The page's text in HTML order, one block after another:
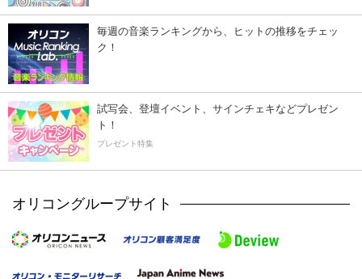
毎週の音楽ランキングから、ヒットの推移をチェッ
ク！
試写会、登壇イベント、サインチェキなどプレゼン
ト！
プレゼント特集
オリコングループサイト